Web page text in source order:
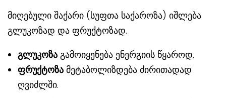
მიღებული შაქარი (სუფთა საქაროზა) იშლება
გლუკოზად და ფრუქტოზად.
გლუკოზა გამოიყენება ენერგიის წყაროდ.
ფრუქტოზა მეტაბოლიზდება ძირითადად
ღვიძლში.